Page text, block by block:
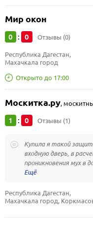
Мир окон
0 : 0 Отзывы (0)
Открыто до 17:00
Республика Дагестан,
Махачкала город
Москитка.ру,
1 : 0 Отзывы (1)
Купила я такой
входную дверь, в
проникновения мух в
Республика Дагестан,
Махачкала город,